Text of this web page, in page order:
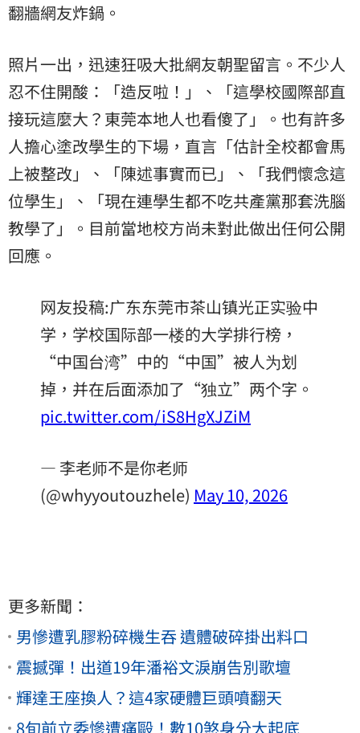
翻牆網友炸鍋。
照片一出，迅速狂吸大批網友朝聖留言。不少人
忍不住開酸：「造反啦！」、「這學校國際部直
接玩這麼大？東莞本地人也看傻了」。也有許多
人擔心塗改學生的下場，直言「估計全校都會馬
上被整改」、「陳述事實而已」、「我們懷念這
位學生」、「現在連學生都不吃共產黨那套洗腦
教學了」。目前當地校方尚未對此做出任何公開
回應。
网友投稿:广东东莞市茶山镇光正实验中
学，学校国际部一楼的大学排行榜，
“中国台湾”中的“中国”被人为划
掉，并在后面添加了“独立”两个字。
pic.twitter.com/iS8HgXJZiM
— 李老师不是你老师
(@whyyoutouzhele) May 10, 2026
更多新聞：
男慘遭乳膠粉碎機生吞 遺體破碎掛出料口
震撼彈！出道19年潘裕文淚崩告別歌壇
輝達王座換人？這4家硬體巨頭噴翻天
8旬前立委慘遭痛毆！數10煞身分大起底